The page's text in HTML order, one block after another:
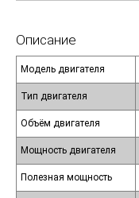
Описание
Модель двигателя
Тип двигателя
Объём двигателя
Мощность двигателя
Полезная мощность